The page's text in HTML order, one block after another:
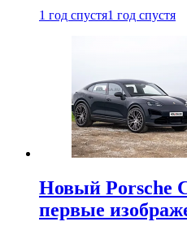
1 год спустя1 год спустя
Новый Porsche
первые